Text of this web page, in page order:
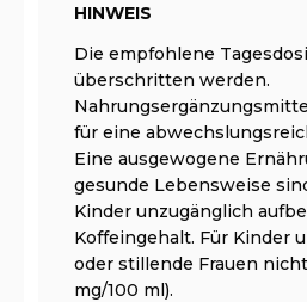
HINWEIS
Die empfohlene
überschritten werden.
für eine
Eine ausgewogene
gesunde Lebensweise
Kinder unzugänglich
Koffeingehalt. Für Kinder
oder stillende Frauen
mg/100 ml).